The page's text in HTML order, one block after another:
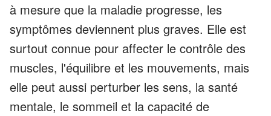
à mesure que la maladie progresse, les
symptômes deviennent plus graves. Elle est
surtout connue pour affecter le contrôle des
muscles, l'équilibre et les mouvements, mais
elle peut aussi perturber les sens, la santé
mentale, le sommeil et la capacité de